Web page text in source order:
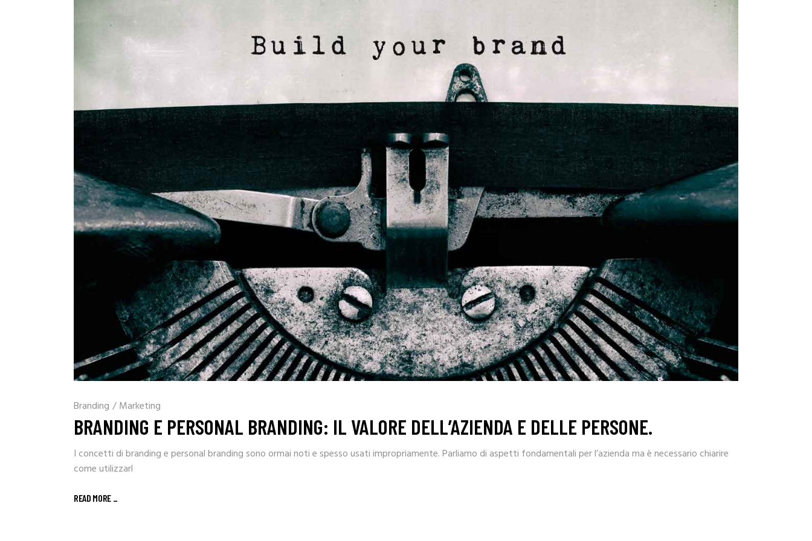
Branding / Marketing
BRANDING E PERSONAL BRANDING: IL VALORE DELL’AZIENDA E DELLE PERSONE.
I concetti di branding e personal branding sono ormai noti e spesso usati impropriamente. Parliamo di aspetti fondamentali per l’azienda ma è necessario chiarire
come utilizzarl
READ MORE _